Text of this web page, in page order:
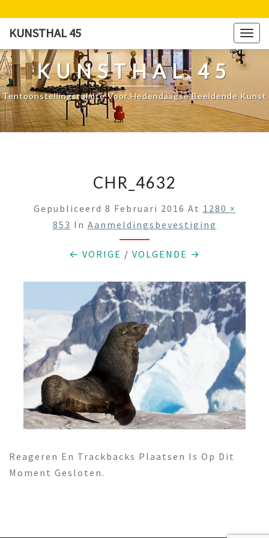
content
KUNSTHAL 45
KUNSTHAL 45
Tentoonstellingsruimte Voor Hedendaagse Beeldende Kunst
CHR_4632
Gepubliceerd 8 Februari 2016 At 1280 ×
853 In Aanmeldingsbevestiging
← VORIGE / VOLGENDE →
Reageren En Trackbacks Plaatsen Is Op Dit
Moment Gesloten.